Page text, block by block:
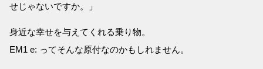
せじゃないですか。」
身近な幸せを与えてくれる乗り物。
EM1 e: ってそんな原付なのかもしれません。